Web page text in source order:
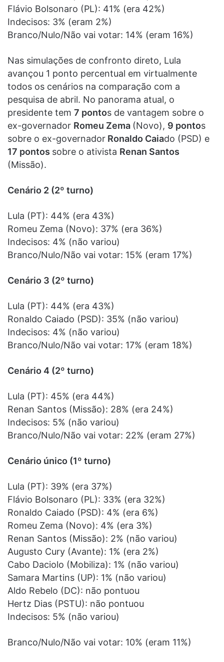
Flávio Bolsonaro (PL): 41% (era 42%)
Indecisos: 3% (eram 2%)
Branco/Nulo/Não vai votar: 14% (eram 16%)
Nas simulações de confronto direto, Lula
avançou 1 ponto percentual em virtualmente
todos os cenários na comparação com a
pesquisa de abril. No panorama atual, o
presidente tem 7 pontos de vantagem sobre o
ex-governador Romeu Zema (Novo), 9 pontos
sobre o ex-governador Ronaldo Caiado (PSD) e
17 pontos sobre o ativista Renan Santos
(Missão).
Cenário 2 (2º turno)
Lula (PT): 44% (era 43%)
Romeu Zema (Novo): 37% (era 36%)
Indecisos: 4% (não variou)
Branco/Nulo/Não vai votar: 15% (eram 17%)
Cenário 3 (2º turno)
Lula (PT): 44% (era 43%)
Ronaldo Caiado (PSD): 35% (não variou)
Indecisos: 4% (não variou)
Branco/Nulo/Não vai votar: 17% (eram 18%)
Cenário 4 (2º turno)
Lula (PT): 45% (era 44%)
Renan Santos (Missão): 28% (era 24%)
Indecisos: 5% (não variou)
Branco/Nulo/Não vai votar: 22% (eram 27%)
Cenário único (1º turno)
Lula (PT): 39% (era 37%)
Flávio Bolsonaro (PL): 33% (era 32%)
Ronaldo Caiado (PSD): 4% (era 6%)
Romeu Zema (Novo): 4% (era 3%)
Renan Santos (Missão): 2% (não variou)
Augusto Cury (Avante): 1% (era 2%)
Cabo Daciolo (Mobiliza): 1% (não variou)
Samara Martins (UP): 1% (não variou)
Aldo Rebelo (DC): não pontuou
Hertz Dias (PSTU): não pontuou
Indecisos: 5% (não variou)
Branco/Nulo/Não vai votar: 10% (eram 11%)